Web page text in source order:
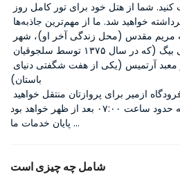
باستان)
پایان خدمات ما …
شامل چه چیزی است